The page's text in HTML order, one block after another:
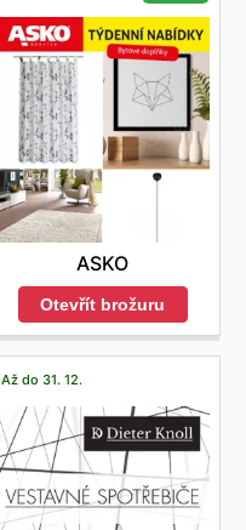
ASKO
Otevřít brožuru
Až do 31. 12.